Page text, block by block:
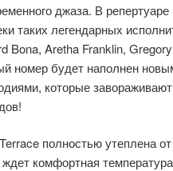
джаза. В
таких легендарных
Bona, Aretha Franklin,
номер будет наполнен
которые
полностью утеплена
комфортная